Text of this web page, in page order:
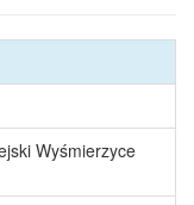
Wyśmierzyce